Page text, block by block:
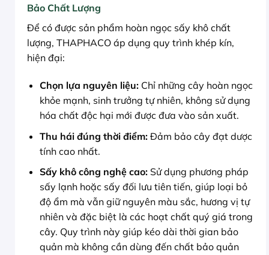
Bảo Chất Lượng
Để có được sản phẩm hoàn ngọc sấy khô chất
lượng, THAPHACO áp dụng quy trình khép kín,
hiện đại:
Chọn lựa nguyên liệu:Chỉ những cây hoàn ngọc
khỏe mạnh, sinh trưởng tự nhiên, không sử dụng
hóa chất độc hại mới được đưa vào sản xuất.
Thu hái đúng thời điểm:Đảm bảo cây đạt dược
tính cao nhất.
Sấy khô công nghệ cao:Sử dụng phương pháp
sấy lạnh hoặc sấy đối lưu tiên tiến, giúp loại bỏ
độ ẩm mà vẫn giữ nguyên màu sắc, hương vị tự
nhiên và đặc biệt là các hoạt chất quý giá trong
cây. Quy trình này giúp kéo dài thời gian bảo
quản mà không cần dùng đến chất bảo quản